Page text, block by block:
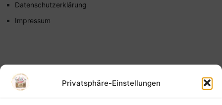
Privatsphäre-Einstellungen
Datenschutzerklärung
Impressum